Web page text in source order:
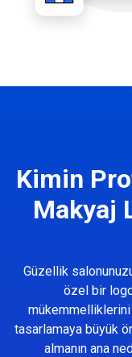
Kimin
Makyaj
Güzellik
özel bir logo
tasarlamaya büyük
almanın ana